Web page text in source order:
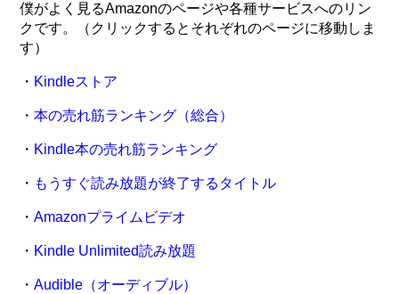
僕がよく見るAmazonのページや各種サービスへのリン
クです。（クリックするとそれぞれのページに移動しま
す）
・ Kindleストア
・本の売れ筋ランキング（総合）
・ Kindle本の売れ筋ランキング
・ もうすぐ読み放題が終了するタイトル
・Amazonプライムビデオ
・ Kindle Unlimited読み放題
・Audible（オーディブル）